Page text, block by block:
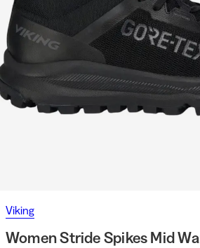
Viking
Women Stride Spikes Mid